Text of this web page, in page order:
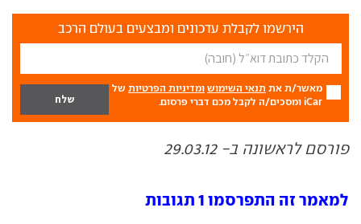
הירשמו לקבלת עדכונים ומבצעים בעולם הרכב
מאשר/ת את תנאי השימוש ומדיניות הפרטיות של
iCar ומסכים/ה לקבל מכם דברי פרסום.
פורסם לראשונה ב- 29.03.12
למאמר זה התפרסמו 1 תגובות